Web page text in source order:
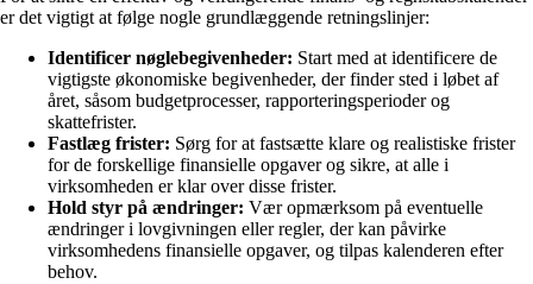
er det vigtigt at følge nogle grundlæggende retningslinjer:
Identificer nøglebegivenheder: Start med at identificere de
vigtigste økonomiske begivenheder, der finder sted i løbet af
året, såsom budgetprocesser, rapporteringsperioder og
skattefrister.
Fastlæg frister: Sørg for at fastsætte klare og realistiske frister
for de forskellige finansielle opgaver og sikre, at alle i
virksomheden er klar over disse frister.
Hold styr på ændringer: Vær opmærksom på eventuelle
ændringer i lovgivningen eller regler, der kan påvirke
virksomhedens finansielle opgaver, og tilpas kalenderen efter
behov.